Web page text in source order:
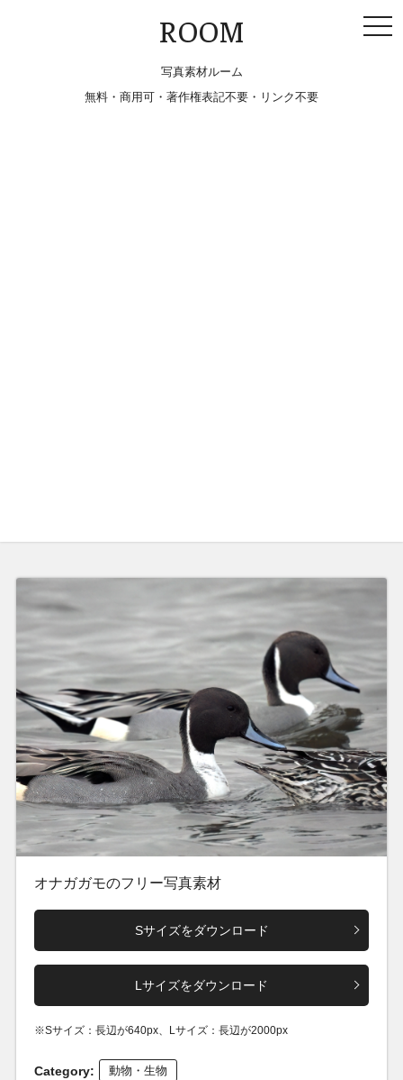
ROOM
写真素材ルーム
無料・商用可・著作権表記不要・リンク不要
オナガガモのフリー写真素材
Sサイズをダウンロード
Lサイズをダウンロード
※Sサイズ：長辺が640px、Lサイズ：長辺が2000px
Category: 動物・生物